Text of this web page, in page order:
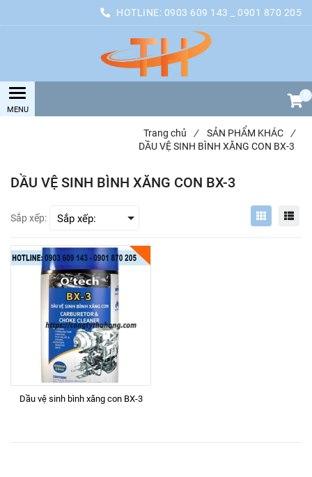
HOTLINE: 0903 609 143 _ 0901 870 205
0
Trang chủ / SẢN PHẨM KHÁC
/
DẦU VỆ SINH BÌNH XĂNG CON BX-3
DẦU VỆ SINH BÌNH XĂNG CON BX-3
Sắp xếp:
Dầu vệ sinh bình xăng con BX-3